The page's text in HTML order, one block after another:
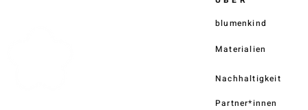
blumenkind
Materialien
Nachhaltigkeit
Partner*innen